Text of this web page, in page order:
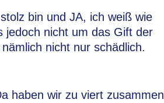
bin und JA, ich weiß wie
jedoch nicht um das Gift der
nicht nur schädlich.
haben wir zu viert zusammen